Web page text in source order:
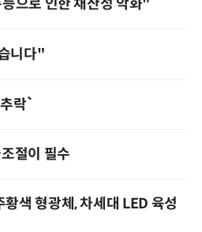
으로 인한 채산성 악화"
니다"
락`
절이 필수
색 형광체, 차세대 LED 육성